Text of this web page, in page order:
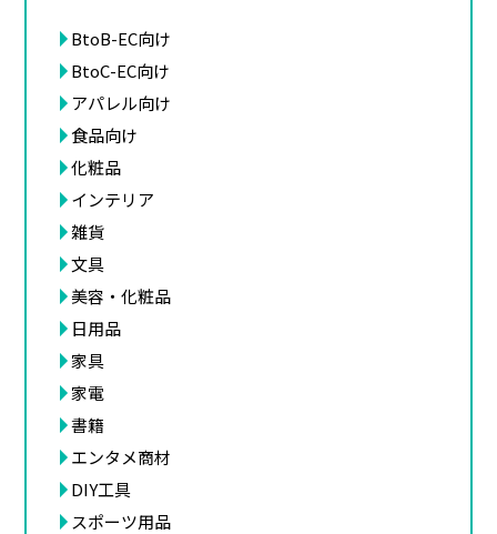
BtoB-EC向け
BtoC-EC向け
アパレル向け
食品向け
化粧品
インテリア
雑貨
文具
美容・化粧品
日用品
家具
家電
書籍
エンタメ商材
DIY工具
スポーツ用品